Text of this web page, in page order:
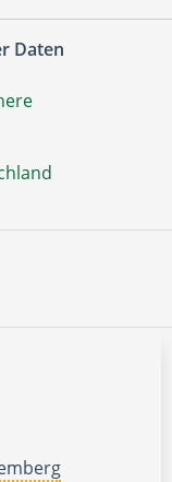
Daten